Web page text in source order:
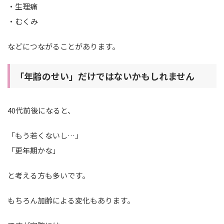
・生理痛
・むくみ
などにつながることがあります。
「年齢のせい」だけではないかもしれません
40代前後になると、
「もう若くないし…」
「更年期かな」
と考える方も多いです。
もちろん加齢による変化もあります。